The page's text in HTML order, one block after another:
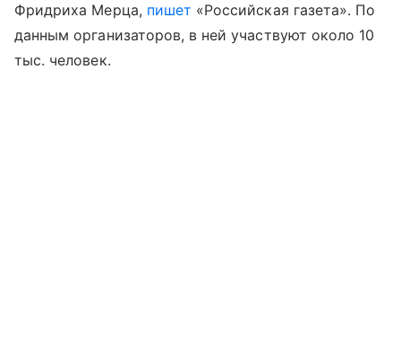
Фридриха Мерца, пишет «Российская газета». По
данным организаторов, в ней участвуют около 10
тыс. человек.